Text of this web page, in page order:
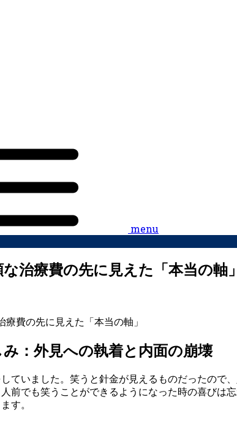
menu
治療費の先に見えた「本当の軸」
：外見への執着と内面の崩壊
ていました。笑うと針金が見えるものだったので
前でも笑うことができるようになった時の喜びは
す。